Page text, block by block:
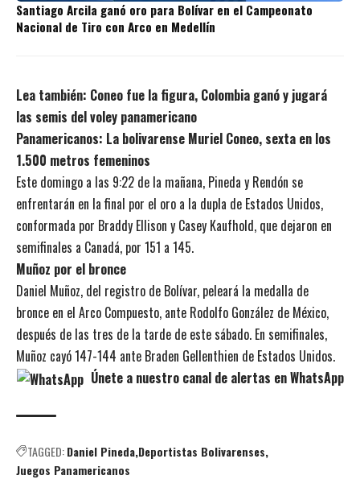
Santiago Arcila ganó oro para Bolívar en el Campeonato
Nacional de Tiro con Arco en Medellín
Lea también: Coneo fue la figura, Colombia ganó y jugará
las semis del voley panamericano
Panamericanos: La bolivarense Muriel Coneo, sexta en los
1.500 metros femeninos
Este domingo a las 9:22 de la mañana, Pineda y Rendón se
enfrentarán en la final por el oro a la dupla de Estados Unidos,
conformada por Braddy Ellison y Casey Kaufhold, que dejaron en
semifinales a Canadá, por 151 a 145.
Muñoz por el bronce
Daniel Muñoz, del registro de Bolívar, peleará la medalla de
bronce en el Arco Compuesto, ante Rodolfo González de México,
después de las tres de la tarde de este sábado. En semifinales,
Muñoz cayó 147-144 ante Braden Gellenthien de Estados Unidos.
Únete a nuestro canal de alertas en WhatsApp
TAGGED:Daniel Pineda Deportistas Bolivarenses
Juegos Panamericanos